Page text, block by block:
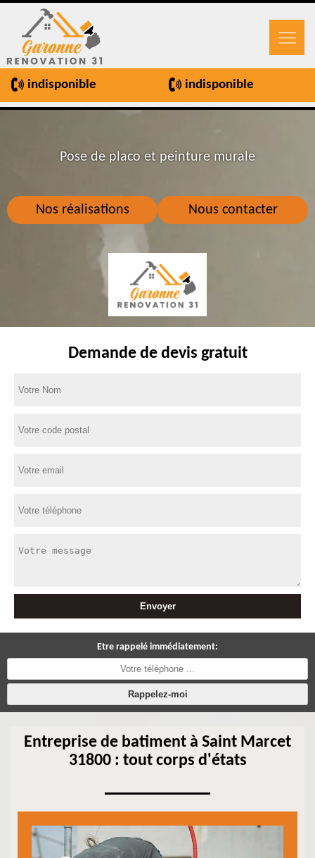
indisponible indisponible
Nos réalisations Nous contacter
Pose de placo et peinture murale
Demande de devis gratuit
Etre rappelé immédiatement:
Entreprise de batiment à Saint Marcet
31800 : tout corps d'états